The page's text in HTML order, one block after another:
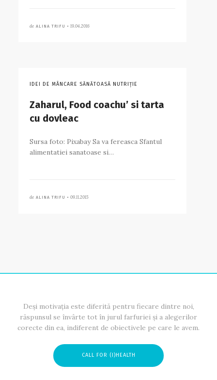
de ALINA TRIFU • 19.04.2016
IDEI DE MÂNCARE SĂNĂTOASĂ NUTRIȚIE
Zaharul, Food coachu’ si tarta
cu dovleac
Sursa foto: Pixabay Sa va fereasca Sfantul
alimentatiei sanatoase si…
de ALINA TRIFU • 09.11.2015
Deși motivația este diferită pentru fiecare dintre noi,
răspunsul se învârte tot în jurul farfuriei și a alegerilor
corecte din ea, indiferent de obiectivele pe care le avem.
CALL FOR (I)HEALTH